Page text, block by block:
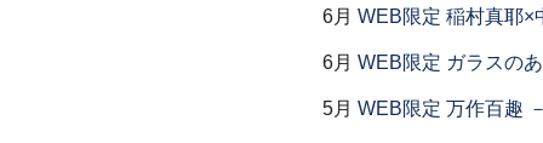
6月 WEB限定 稲村真耶×
6月 WEB限定 ガラスの
5月 WEB限定 万作百趣